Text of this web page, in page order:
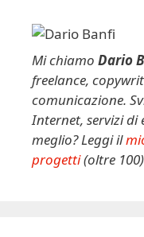
v
Mi chiamo Dario
freelance,
comunicazione.
Internet, servizi di
meglio? Leggi il
progetti(oltre